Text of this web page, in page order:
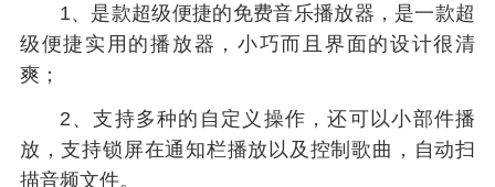
1、是款超级便捷的免费音乐播放器，是一款超
级便捷实用的播放器，小巧而且界面的设计很清
爽；
2、支持多种的自定义操作，还可以小部件播
放，支持锁屏在通知栏播放以及控制歌曲，自动扫
描音频文件。